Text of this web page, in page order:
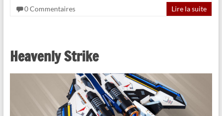
0 Commentaires
Lire la suite
Heavenly Strike